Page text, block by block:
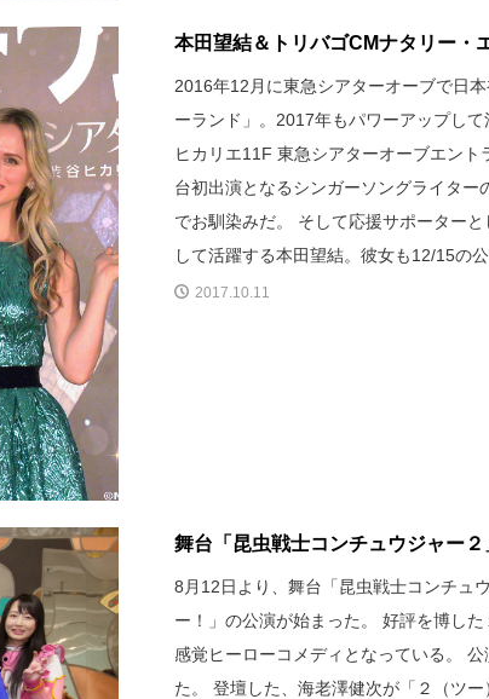
本田望結＆トリバゴCMナタリー・
2016年12月に東急シアターオーブで日
ーランド」。2017年もパワーアップし
ヒカリエ11F 東急シアターオーブエン
台初出演となるシンガーソングライタ
でお馴染みだ。 そして応援サポーター
して活躍する本田望結。彼女も12/15の
2017.10.11
舞台「昆虫戦士コンチュウジャー
8月12日より、舞台「昆虫戦士コンチュ
ー！」の公演が始まった。 好評を博し
感覚ヒーローコメディとなっている。
た。 登壇した、海老澤健次が「２（ツ